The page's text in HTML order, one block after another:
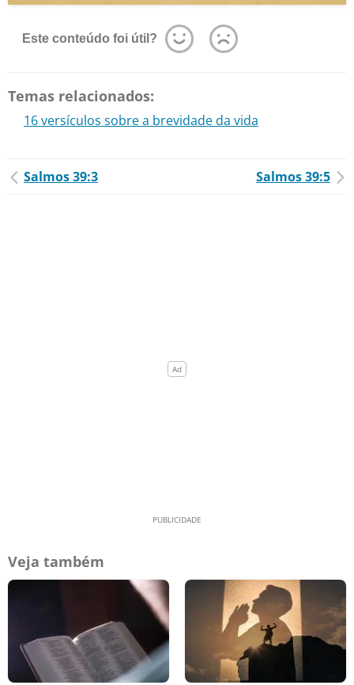
Este conteúdo foi útil?
Temas relacionados:
16 versículos sobre a brevidade da vida
Salmos 39:3 Salmos 39:5
Veja também